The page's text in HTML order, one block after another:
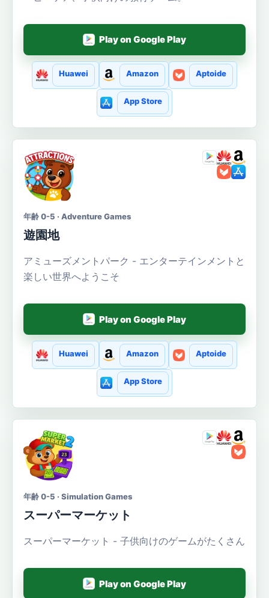
Play on Google Play
Huawei Amazon Aptoide
App Store
年齢 0-5 · Adventure Games
遊園地
アミューズメントパーク - エンターテインメントと
楽しい世界へようこそ
Play on Google Play
Huawei Amazon Aptoide
App Store
年齢 0-5 · Simulation Games
スーパーマーケット
スーパーマーケット - 子供向けのゲームがたくさん
Play on Google Play